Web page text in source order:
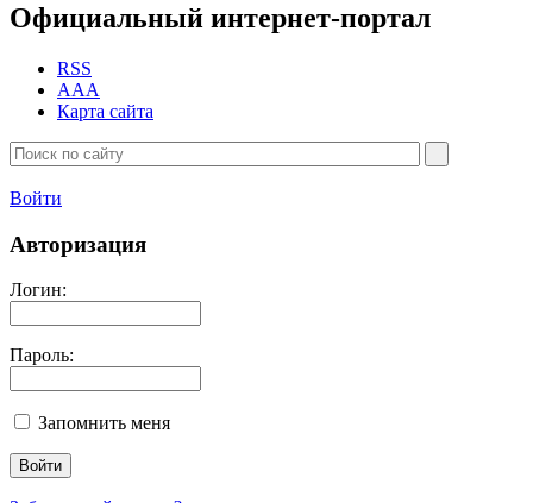
Официальный интернет-портал
RSS
AAA
Карта сайта
Войти
Авторизация
Логин:
Пароль:
Запомнить меня